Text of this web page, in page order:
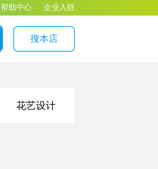
帮助中心 企业入驻
搜本店
花艺设计